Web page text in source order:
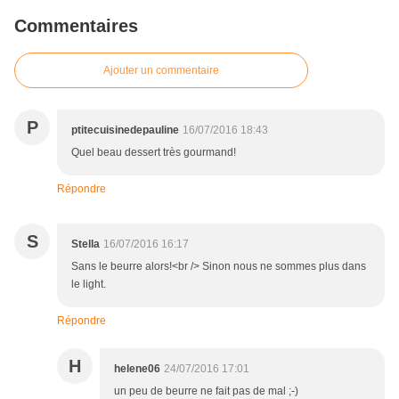
Commentaires
Ajouter un commentaire
P ptitecuisinedepauline 16/07/2016 18:43
Quel beau dessert très gourmand!
Répondre
S Stella 16/07/2016 16:17
Sans le beurre alors!<br /> Sinon nous ne sommes plus dans
le light.
Répondre
H helene06 24/07/2016 17:01
un peu de beurre ne fait pas de mal ;-)